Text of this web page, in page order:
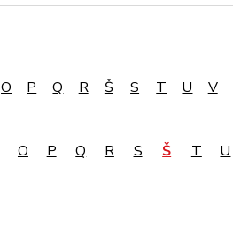
O P Q R Š S T U V
O P Q R S Š T U